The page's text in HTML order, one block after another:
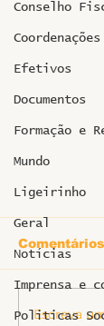
Conselho
Coordenações
Efetivos
Documentos
Formação e
Mundo
Ligeirinho
Geral
Notícias
Imprensa e
Politicas
Comentários
Escreva